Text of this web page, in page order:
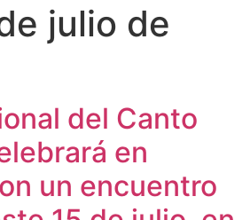
julio de
del Canto
en
un encuentro